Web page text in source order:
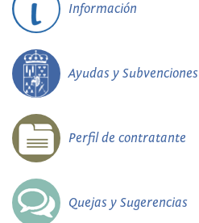
Información
Ayudas y Subvenciones
Perfil de contratante
Quejas y Sugerencias